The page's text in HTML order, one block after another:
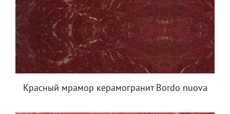
Красный мрамор керамогранит Bordo nuova